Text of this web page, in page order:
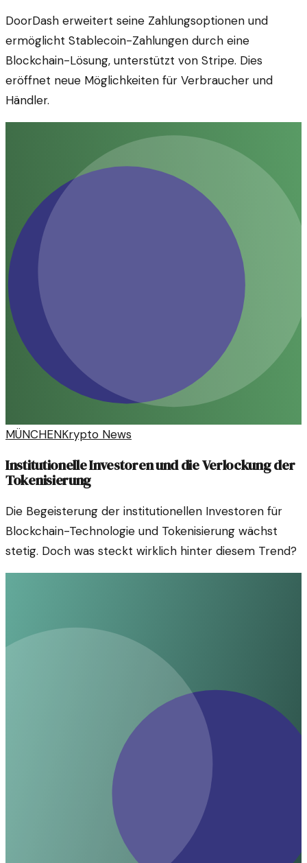
DoorDash erweitert seine Zahlungsoptionen und
ermöglicht Stablecoin-Zahlungen durch eine
Blockchain-Lösung, unterstützt von Stripe. Dies
eröffnet neue Möglichkeiten für Verbraucher und
Händler.
MÜNCHENKrypto News
Institutionelle Investoren und die Verlockung der
Tokenisierung
Die Begeisterung der institutionellen Investoren für
Blockchain-Technologie und Tokenisierung wächst
stetig. Doch was steckt wirklich hinter diesem Trend?